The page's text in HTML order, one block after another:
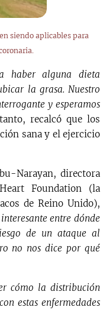
siendo aplicables para
haber alguna dieta
la grasa. Nuestro
y esperamos
recalcó que los
sana y el ejercicio
Narayan, directora
Foundation (la
de Reino Unido),
entre dónde
de un ataque al
no nos dice por qué
cómo la distribución
estas enfermedades